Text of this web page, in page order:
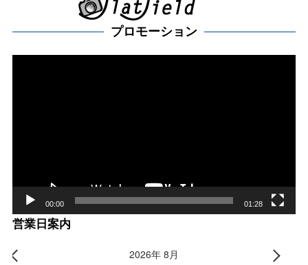
プロモーション
00:00 01:28
営業日案内
2026年 8月